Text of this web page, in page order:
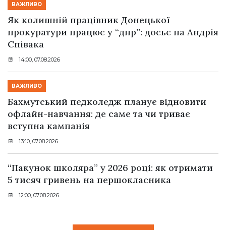
ВАЖЛИВО
Як колишній працівник Донецької
прокуратури працює у “днр”: досьє на Андрія
Співака
14:00, 07.08.2026
ВАЖЛИВО
Бахмутський педколедж планує відновити
офлайн-навчання: де саме та чи триває
вступна кампанія
13:10, 07.08.2026
“Пакунок школяра” у 2026 році: як отримати
5 тисяч гривень на першокласника
12:00, 07.08.2026